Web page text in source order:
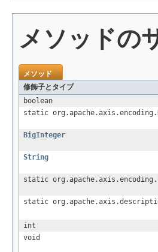
メソッドの
メソッド
修飾子とタイプ
boolean
static
BigInteger
String
static
static
int
void